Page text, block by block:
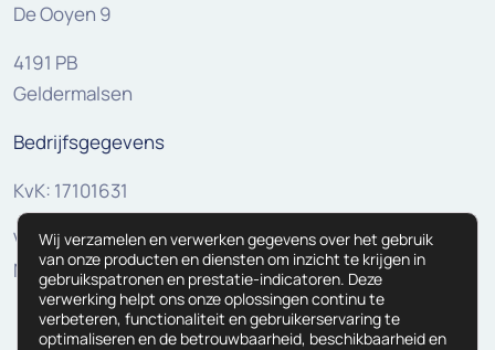
De Ooyen 9
4191 PB
Geldermalsen
Bedrijfsgegevens
KvK: 17101631
VAT:
NL810307625B01
Wij verzamelen en verwerken gegevens over het gebruik
van onze producten en diensten om inzicht te krijgen in
gebruikspatronen en prestatie-indicatoren. Deze
verwerking helpt ons onze oplossingen continu te
verbeteren, functionaliteit en gebruikerservaring te
optimaliseren en de betrouwbaarheid, beschikbaarheid en